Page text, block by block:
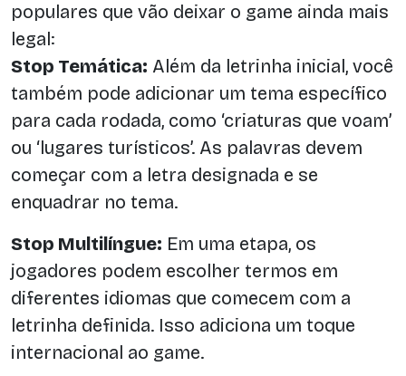
populares que vão deixar o game ainda mais
legal:
Stop Temática: Além da letrinha inicial, você
também pode adicionar um tema específico
para cada rodada, como ‘criaturas que voam’
ou ‘lugares turísticos’. As palavras devem
começar com a letra designada e se
enquadrar no tema.
Stop Multilíngue: Em uma etapa, os
jogadores podem escolher termos em
diferentes idiomas que comecem com a
letrinha definida. Isso adiciona um toque
internacional ao game.